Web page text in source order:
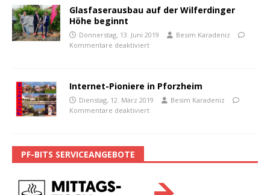
Glasfaserausbau auf der Wilferdinger
Höhe beginnt
Donnerstag, 13. Juni 2019
Besim Karadeniz
Kommentare deaktiviert
Internet-Pioniere in Pforzheim
Dienstag, 12. März 2019
Besim Karadeniz
Kommentare deaktiviert
PF-BITS SERVICEANGEBOTE